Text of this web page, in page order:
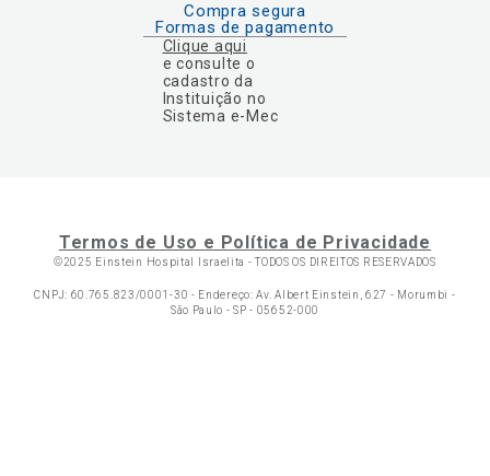
Compra segura
Formas de pagamento
Clique aqui
e consulte o
cadastro da
Instituição no
Sistema e-Mec
Termos de Uso e Política de Privacidade
©2025 Einstein Hospital Israelita -TODOS OS DIREITOS RESERVADOS
CNPJ: 60.765.823/0001-30 - Endereço: Av. Albert Einstein, 627 - Morumbi -
São Paulo - SP - 05652-000